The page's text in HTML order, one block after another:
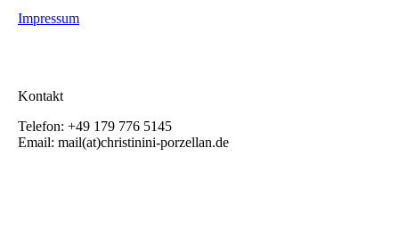
Impressum
Kontakt
Telefon: +49 179 776 5145
Email: mail(at)christinini-porzellan.de